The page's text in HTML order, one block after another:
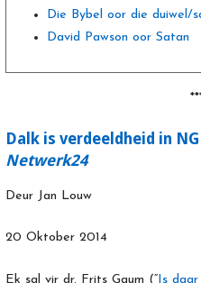
Die Bybel oor die duiwel/
David Pawson oor Satan
Dalk is verdeeldheid in
Netwerk24
Deur Jan Louw
20 Oktober 2014
Ek sal vir dr. Frits Gaum (“Is daar